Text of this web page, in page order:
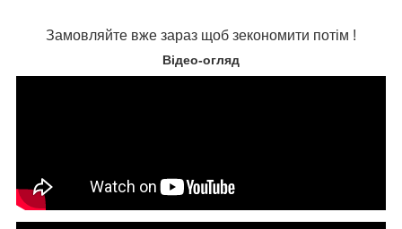
Замовляйте вже зараз щоб зекономити потім !
Відео-огляд